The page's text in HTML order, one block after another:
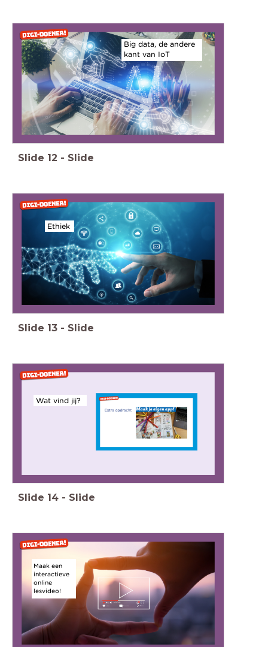
Big data, de andere
kant van IoT
Slide 12 - Slide
Ethiek
Slide 13 - Slide
Wat vind jij?
Slide 14 - Slide
Maak een
interactieve
online
lesvideo!